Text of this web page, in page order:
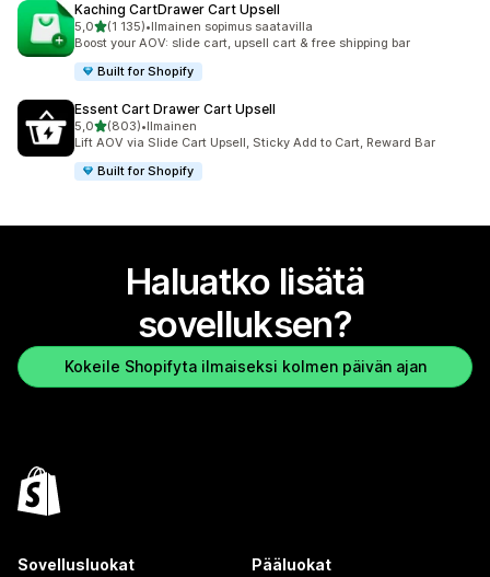
Kaching CartDrawer Cart Upsell
5,0/ 5 tähteä
(1 135)
1135 arvostelua yhteensä
•Ilmainen sopimus saatavilla
Boost your AOV: slide cart, upsell cart & free shipping bar
Built for Shopify
Essent Cart Drawer Cart Upsell
5,0/ 5 tähteä
(803)
803 arvostelua yhteensä
•Ilmainen
Lift AOV via Slide Cart Upsell, Sticky Add to Cart, Reward Bar
Built for Shopify
Haluatko lisätä
sovelluksen?
Kokeile Shopifyta ilmaiseksi kolmen päivän ajan
Sovellusluokat Pääluokat